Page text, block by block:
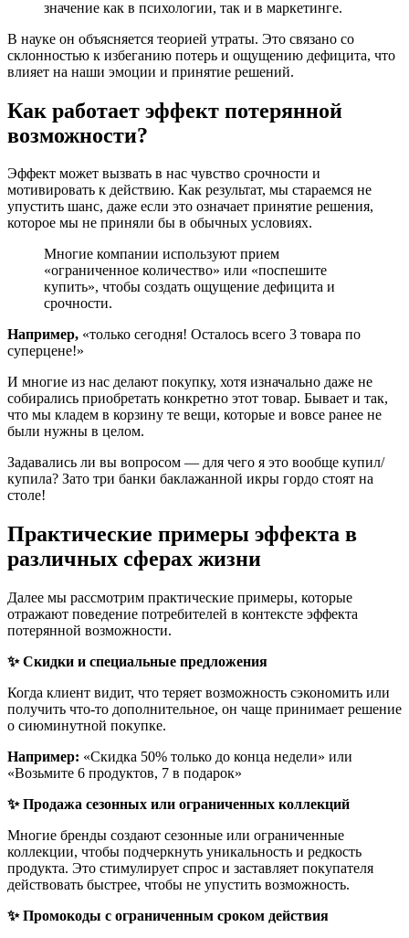
значение как в психологии, так и в маркетинге.
В науке он объясняется теорией утраты. Это связано со
склонностью к избеганию потерь и ощущению дефицита, что
влияет на наши эмоции и принятие решений.
Как работает эффект потерянной
возможности?
Эффект может вызвать в нас чувство срочности и
мотивировать к действию. Как результат, мы стараемся не
упустить шанс, даже если это означает принятие решения,
которое мы не приняли бы в обычных условиях.
Многие компании используют прием
«ограниченное количество» или «поспешите
купить», чтобы создать ощущение дефицита и
срочности.
Например, «только сегодня! Осталось всего 3 товара по
суперцене!»
И многие из нас делают покупку, хотя изначально даже не
собирались приобретать конкретно этот товар. Бывает и так,
что мы кладем в корзину те вещи, которые и вовсе ранее не
были нужны в целом.
Задавались ли вы вопросом — для чего я это вообще купил/
купила? Зато три банки баклажанной икры гордо стоят на
столе!
Практические примеры эффекта в
различных сферах жизни
Далее мы рассмотрим практические примеры, которые
отражают поведение потребителей в контексте эффекта
потерянной возможности.
✨ Скидки и специальные предложения
Когда клиент видит, что теряет возможность сэкономить или
получить что-то дополнительное, он чаще принимает решение
о сиюминутной покупке.
Например: «Скидка 50% только до конца недели» или
«Возьмите 6 продуктов, 7 в подарок»
✨ Продажа сезонных или ограниченных коллекций
Многие бренды создают сезонные или ограниченные
коллекции, чтобы подчеркнуть уникальность и редкость
продукта. Это стимулирует спрос и заставляет покупателя
действовать быстрее, чтобы не упустить возможность.
✨ Промокоды с ограниченным сроком действия